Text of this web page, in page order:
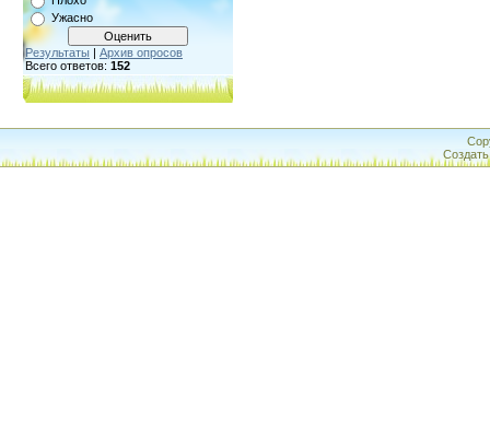
Ужасно
Результаты | Архив опросов
Всего ответов: 152